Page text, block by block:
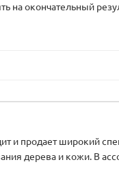
на окончательный
и продает широкий
дерева и кожи. В